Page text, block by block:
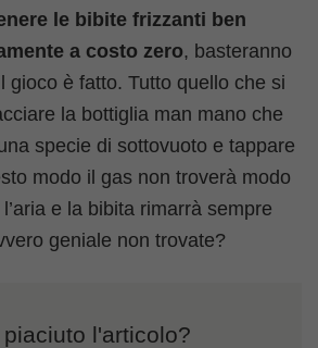
le bibite frizzanti ben
a costo zero, basteranno
gioco è fatto. Tutto quello che si
la bottiglia man mano che
specie di sottovuoto e tappare
modo il gas non troverà modo
e la bibita rimarrà sempre
geniale non trovate?
piaciuto l'articolo?